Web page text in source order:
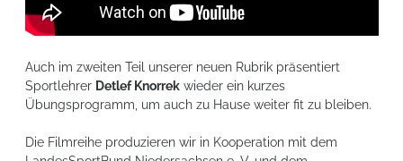
Auch im zweiten Teil unserer neuen Rubrik präsentiert
Sportlehrer Detlef Knorrekwieder ein kurzes
Übungsprogramm, um auch zu Hause weiter fit zu bleiben.
DieFilmreihe produzieren wir in Kooperation mit dem